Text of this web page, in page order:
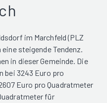
im Marchfeld (PLZ
steigende Tendenz.
in dieser Gemeinde. Die
bei 3243 Euro pro
Euro pro Quadratmeter
für